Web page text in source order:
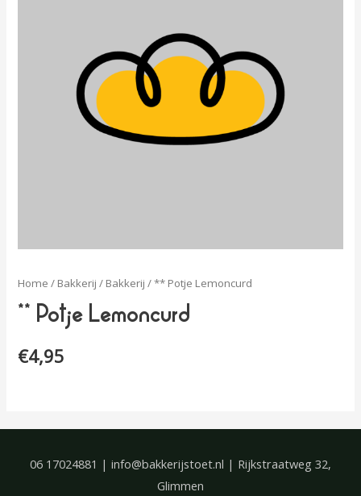
Home / Bakkerij / Bakkerij / ** Potje Lemoncurd
** Potje Lemoncurd
€4,95
06 17024881 | info@bakkerijstoet.nl | Rijkstraatweg 32,
Glimmen